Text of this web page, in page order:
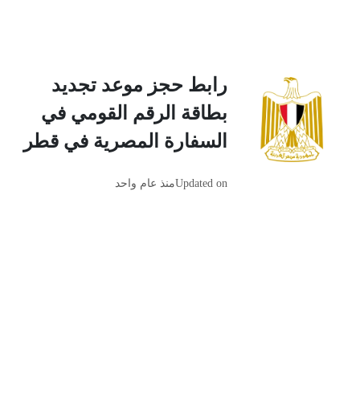
رابط حجز موعد تجديد
بطاقة الرقم القومي في
السفارة المصرية في قطر
Updated onمنذ عام واحد